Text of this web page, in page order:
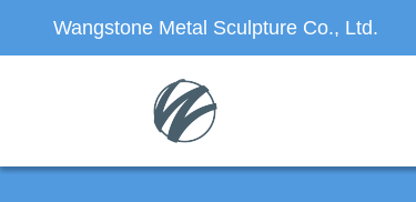
Wangstone Metal Sculpture Co., Ltd.